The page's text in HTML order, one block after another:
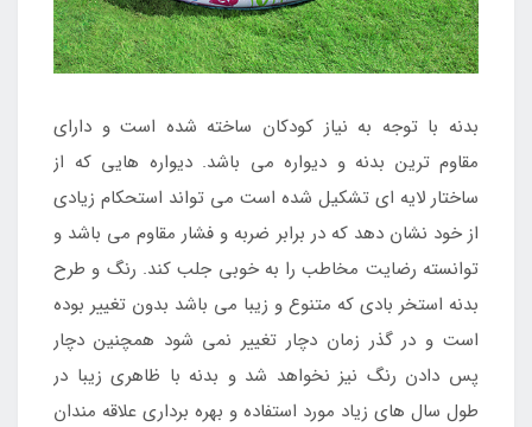
بدنه با توجه به نیاز کودکان ساخته شده است و دارای
مقاوم ترین بدنه و دیواره می باشد. دیواره هایی که از
ساختار لایه ای تشکیل شده است می تواند استحکام زیادی
از خود نشان دهد که در برابر ضربه و فشار مقاوم می باشد و
توانسته رضایت مخاطب را به خوبی جلب کند. رنگ و طرح
بدنه استخر بادی که متنوع و زیبا می باشد بدون تغییر بوده
است و در گذر زمان دچار تغییر نمی شود همچنین دچار
پس دادن رنگ نیز نخواهد شد و بدنه با ظاهری زیبا در
طول سال های زیاد مورد استفاده و بهره برداری علاقه مندان